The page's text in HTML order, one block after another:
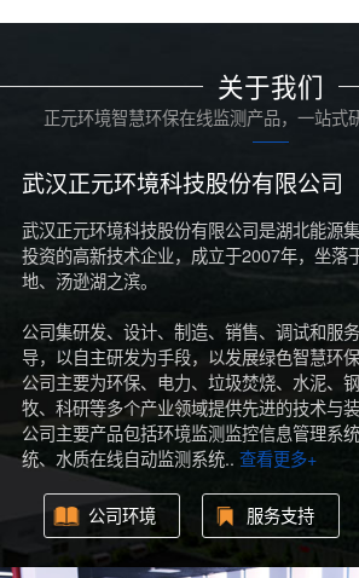
关于我们
正元环境智慧环保在线监测产品，一站式
武汉正元环境科技股份有限公司
武汉正元环境科技股份有限公司是湖北能源
投资的高新技术企业，成立于2007年，坐落
地、汤逊湖之滨。
公司集研发、设计、制造、销售、调试和服
导，以自主研发为手段，以发展绿色智慧环保
公司主要为环保、电力、垃圾焚烧、水泥、
牧、科研等多个产业领域提供先进的技术与装
公司主要产品包括环境监测监控信息管理系
统、水质在线自动监测系统.. 查看更多+
公司环境 服务支持